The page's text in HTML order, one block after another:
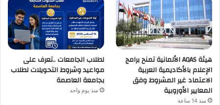
هيئة AQAS الألمانية تمنح برامج
الإعلام بالأكاديمية العربية
الاعتماد غير المشروط وفق
المعايير الأوروبية
منذ 14 ساعة
لطلاب الجامعات ..تعرف على
مواعيد وشروط التحويلات لطلاب
بجامعة العاصمة
منذ يوم واحد